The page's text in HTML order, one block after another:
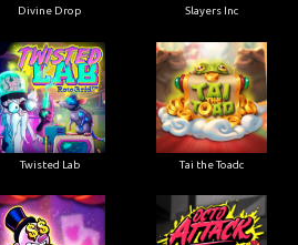
Divine Drop Slayers Inc
Twisted Lab Tai the Toadc